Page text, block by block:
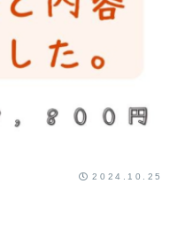
2024.10.25